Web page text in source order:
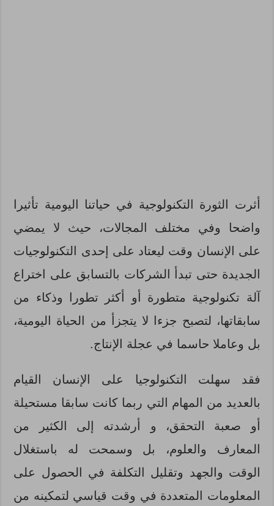
أثرت الثورة التكنولوجية في حياتنا اليومية تأثيرا
واضحا وفي مختلف المجالات، حيث لا يمضي
على الإنسان وقت ليعتاد على إحدى التكنولوجيات
الجديدة حتى تبدأ الشركات بالتسابق على اختراع
آلة تكنولوجية متطورة أو أكثر تطورا وذكاء من
سابقاتها، لتصبح جزءا لا يتجزأ من الحياة اليومية،
بل وعاملا حاسما في عجلة الإنتاج.
فقد سهلت التكنولوجيا على الإنسان القيام
بالعديد من المهام التي ربما كانت سابقا مستحيلة
أو صعبة التحقق، و أرشدته إلى الكثير من
المعارف والعلوم، بل وسمحت له باستغلال
الوقت والجهد وتقليل التكلفة في الحصول على
المعلومات المتعددة في وقت قياسي لتمكينه من